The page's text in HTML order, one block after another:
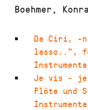
Boehmer,
Da Ciri, -
lasso..",
Je vis - je
Flöte und